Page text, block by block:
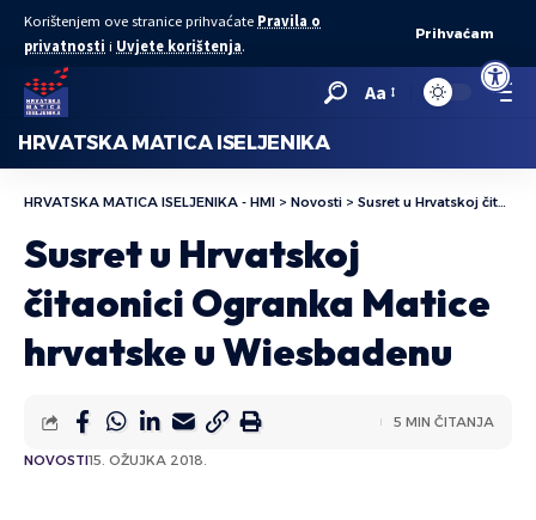
Open
Korištenjem ove stranice prihvaćate Pravila o
privatnosti i Uvjete korištenja.
Prihvaćam
Aa
HRVATSKA MATICA ISELJENIKA
HRVATSKA MATICA ISELJENIKA - HMI > Novosti > Susret u Hrvatskoj čitaonici Ogranka Matice hrvatske u Wiesbadenu
Susret u Hrvatskoj
čitaonici Ogranka Matice
hrvatske u Wiesbadenu
NOVOSTI15. OŽUJKA 2018.
5 MIN ČITANJA